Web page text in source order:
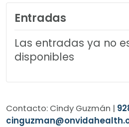
Entradas
Las entradas ya no
disponibles
Contacto: Cindy Guzmán |